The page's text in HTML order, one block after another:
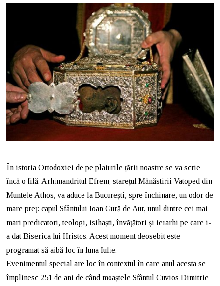
I
E
2
0
2
5
În istoria Ortodoxiei de pe plaiurile țării noastre se va scrie
încă o filă. Arhimandritul Efrem, starețul Mănăstirii Vatoped din
Muntele Athos, va aduce la București, spre închinare, un odor de
mare preț: capul Sfântului Ioan Gură de Aur, unul dintre cei mai
mari predicatori, teologi, isihaști, învățători și ierarhi pe care i-
a dat Biserica lui Hristos. Acest moment deosebit este
programat să aibă loc în luna Iulie.
Evenimentul special are loc în contextul în care anul acesta se
împlinesc 251 de ani de când moaștele Sfântul Cuvios Dimitrie